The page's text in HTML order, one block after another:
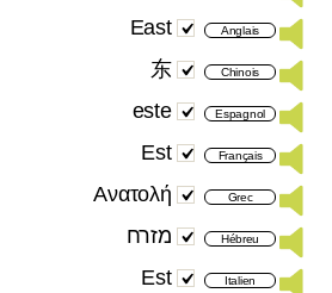
Anglais
East
Chinois
东
Espagnol
este
Français
Est
Grec
Ανατολή
Hébreu מזרח
Italien
Est